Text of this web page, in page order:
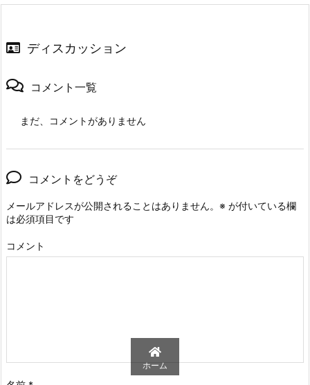
ディスカッション
コメント一覧
まだ、コメントがありません
コメントをどうぞ
メールアドレスが公開されることはありません。 ※ が付いている欄
は必須項目です
コメント
ホーム